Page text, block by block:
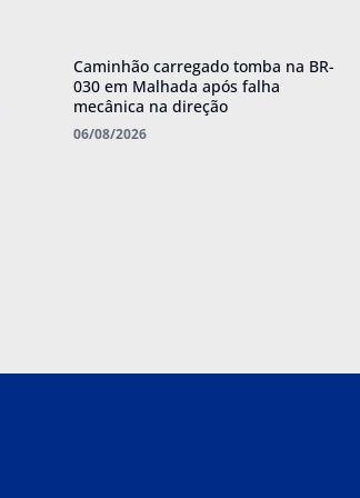
Caminhão carregado tomba na BR-
030 em Malhada após falha
mecânica na direção
06/08/2026